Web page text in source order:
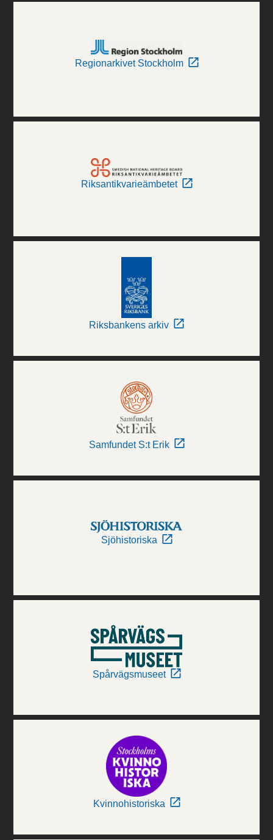
Regionarkivet Stockholm
Riksantikvarieämbetet
Riksbankens arkiv
Samfundet S:t Erik
Sjöhistoriska
Spårvägsmuseet
Kvinnohistoriska